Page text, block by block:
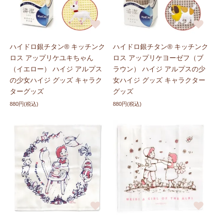
ハイドロ銀チタン® キッチンク
ロス アップリケユキちゃん
（イエロー） ハイジ アルプス
の少女ハイジ グッズ キャラク
ターグッズ
880円(税込)
ハイドロ銀チタン® キッチンク
ロス アップリケヨーゼフ（ブ
ラウン） ハイジ アルプスの少
女ハイジ グッズ キャラクター
グッズ
880円(税込)